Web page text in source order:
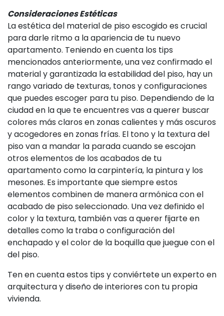
Consideraciones Estéticas
La estética del material de piso escogido es crucial
para darle ritmo a la apariencia de tu nuevo
apartamento. Teniendo en cuenta los tips
mencionados anteriormente, una vez confirmado el
material y garantizada la estabilidad del piso, hay un
rango variado de texturas, tonos y configuraciones
que puedes escoger para tu piso. Dependiendo de la
ciudad en la que te encuentres vas a querer buscar
colores más claros en zonas calientes y más oscuros
y acogedores en zonas frías. El tono y la textura del
piso van a mandar la parada cuando se escojan
otros elementos de los acabados de tu
apartamento como la carpintería, la pintura y los
mesones. Es importante que siempre estos
elementos combinen de manera armónica con el
acabado de piso seleccionado. Una vez definido el
color y la textura, también vas a querer fijarte en
detalles como la traba o configuración del
enchapado y el color de la boquilla que juegue con el
del piso.
Ten en cuenta estos tips y conviértete un experto en
arquitectura y diseño de interiores con tu propia
vivienda.